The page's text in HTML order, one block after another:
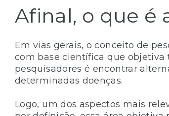
Afinal, o que é
Em vias gerais, o conceito de
com base científica que
pesquisadores é encontrar
determinadas doenças.
Logo, um dos aspectos mais